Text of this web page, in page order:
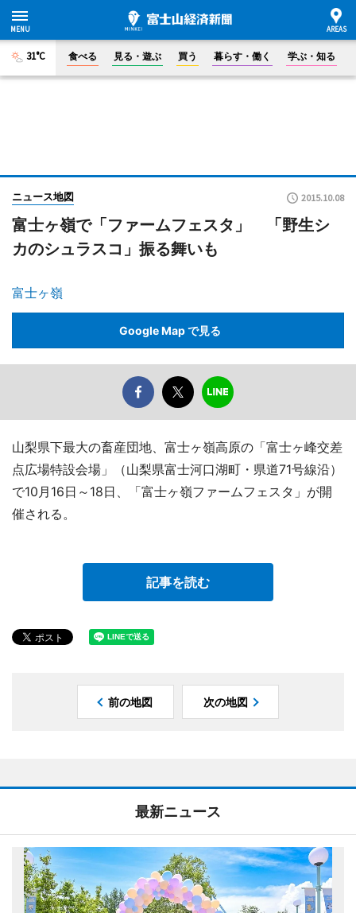
31°C 食べる 見る・遊ぶ 買う 暮らす・働く 学ぶ・知る
ニュース地図 2015.10.08
富士ヶ嶺で「ファームフェスタ」 「野生シ
カのシュラスコ」振る舞いも
富士ヶ嶺
Google Map で見る
山梨県下最大の畜産団地、富士ヶ嶺高原の「富士ヶ峰交差
点広場特設会場」（山梨県富士河口湖町・県道71号線沿）
で10月16日～18日、「富士ヶ嶺ファームフェスタ」が開
催される。
記事を読む
前の地図 次の地図
最新ニュース